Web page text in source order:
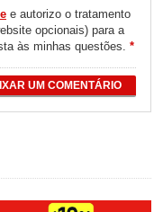
e autorizo o tratamento
opcionais) para a
às minhas questões.*
UM COMENTÁRIO